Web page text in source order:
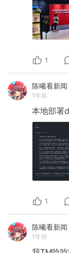
1
陈曦看新闻
1年前
本地部署
1
陈曦看新闻
1年前